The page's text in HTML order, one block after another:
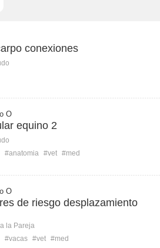
conexiones
O
equino 2
#anatomia #vet #med
O
de riesgo desplazamiento
la Pareja
#vacas #vet #med